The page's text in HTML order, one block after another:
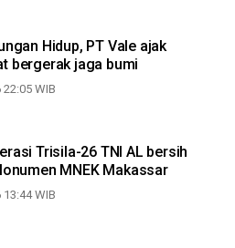
Hidup, PT Vale ajak
bergerak jaga bumi
WIB
Trisila-26 TNI AL bersih
MNEK Makassar
WIB